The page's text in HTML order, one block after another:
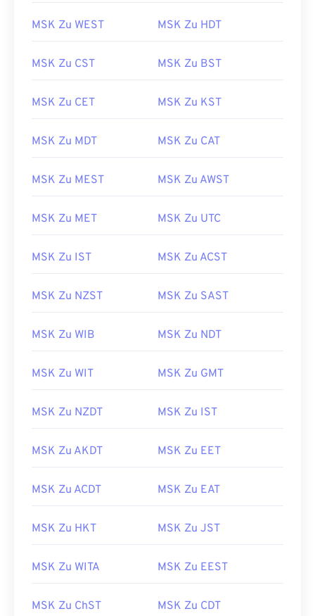
MSK Zu WEST MSK Zu HDT
MSK Zu CST MSK Zu BST
MSK Zu CET MSK Zu KST
MSK Zu MDT MSK Zu CAT
MSK Zu MEST MSK Zu AWST
MSK Zu MET MSK Zu UTC
MSK Zu IST MSK Zu ACST
MSK Zu NZST MSK Zu SAST
MSK Zu WIB MSK Zu NDT
MSK Zu WIT MSK Zu GMT
MSK Zu NZDT MSK Zu IST
MSK Zu AKDT MSK Zu EET
MSK Zu ACDT MSK Zu EAT
MSK Zu HKT MSK Zu JST
MSK Zu WITA MSK Zu EEST
MSK Zu ChST MSK Zu CDT